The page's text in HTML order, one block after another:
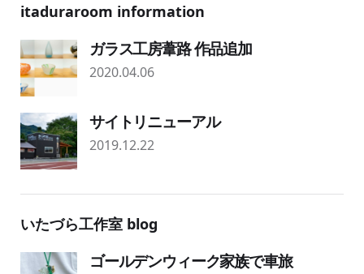
itaduraroom information
ガラス工房葦路 作品追加
2020.04.06
サイトリニューアル
2019.12.22
いたづら工作室 blog
ゴールデンウィーク家族で車旅